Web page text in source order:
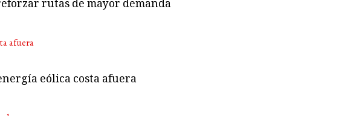
rutas de mayor demanda
eólica costa afuera